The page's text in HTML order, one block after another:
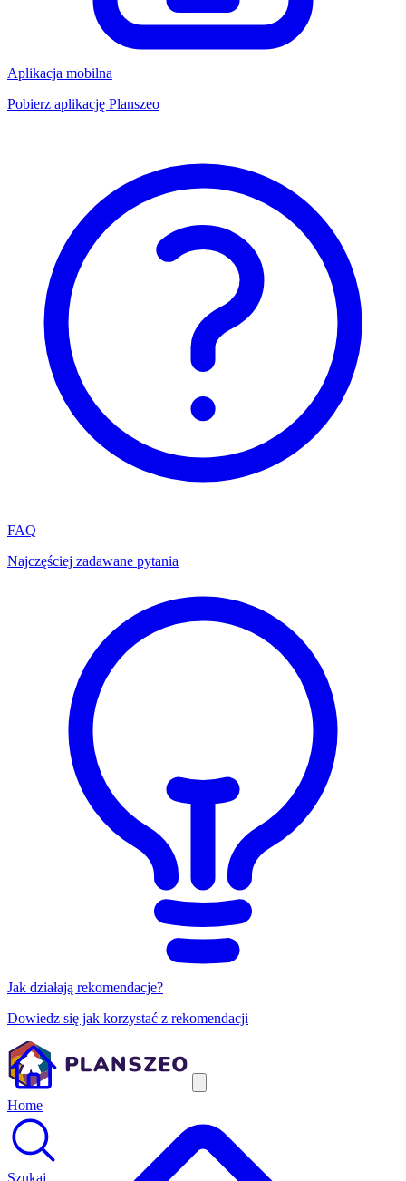
Aplikacja mobilna
Pobierz aplikację Planszeo
FAQ
Najczęściej zadawane pytania
Jak działają rekomendacje?
Dowiedz się jak korzystać z rekomendacji
Home
Szukaj